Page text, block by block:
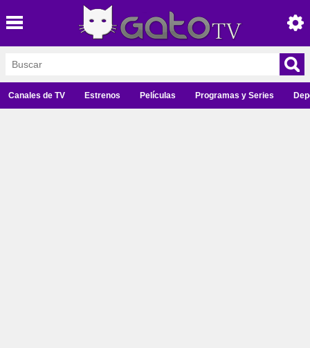
Canales de TV Estrenos Películas Programas y Series